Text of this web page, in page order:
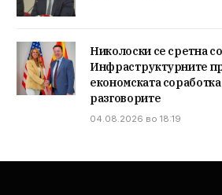
Николоски се сретна
Инфраструктурните
економската
разговорите
04.08.2026 во 18:19